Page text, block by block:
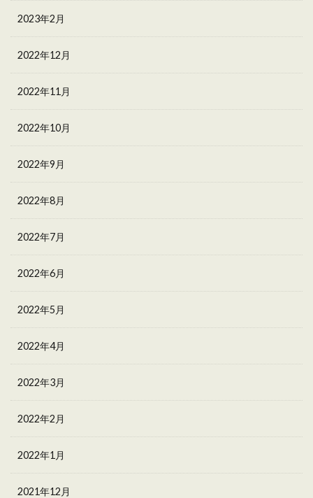
2023年2月
2022年12月
2022年11月
2022年10月
2022年9月
2022年8月
2022年7月
2022年6月
2022年5月
2022年4月
2022年3月
2022年2月
2022年1月
2021年12月